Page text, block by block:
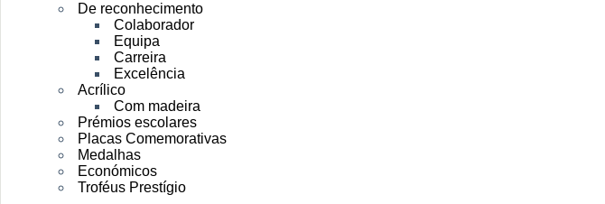
De reconhecimento
Colaborador
Equipa
Carreira
Excelência
Acrílico
Com madeira
Prémios escolares
Placas Comemorativas
Medalhas
Económicos
Troféus Prestígio